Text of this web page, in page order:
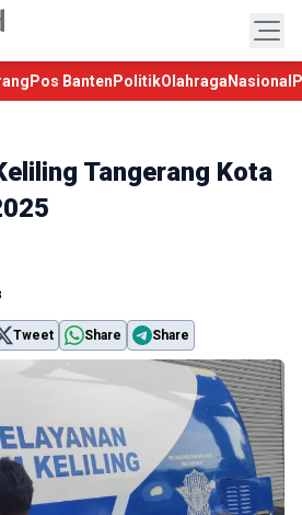
Pos Banten PolitikOlahraga Nasional
Tangerang Kota
Tweet Share Share